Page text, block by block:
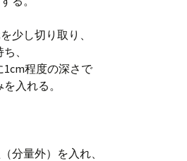
少し切り取り、
、
程度の深さで
入れる。
分量外）を入れ、